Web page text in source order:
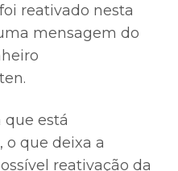
reativado nesta
mensagem do
que está
o que deixa a
reativação da